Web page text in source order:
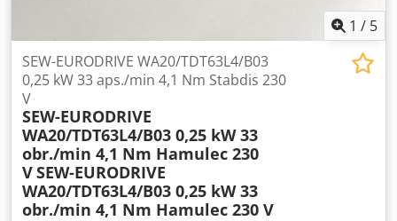
1 / 5
SEW-EURODRIVE WA20/TDT63L4/B03
0,25 kW 33 aps./min 4,1 Nm Stabdis 230
V
SEW-EURODRIVE
WA20/TDT63L4/B03 0,25 kW 33
obr./min 4,1 Nm Hamulec 230
VSEW-EURODRIVE
WA20/TDT63L4/B03 0,25 kW 33
obr./min 4,1 Nm Hamulec 230 V